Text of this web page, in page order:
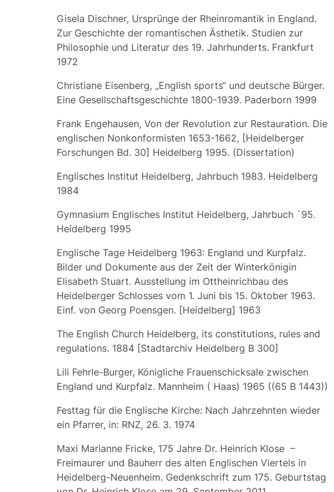
Gisela Dischner, Ursprünge der Rheinromantik in England.
Zur Geschichte der romantischen Ästhetik. Studien zur
Philosophie und Literatur des 19. Jahrhunderts. Frankfurt
1972
Christiane Eisenberg, „English sports“ und deutsche Bürger.
Eine Gesellschaftsgeschichte 1800-1939. Paderborn 1999
Frank Engehausen, Von der Revolution zur Restauration. Die
englischen Nonkonformisten 1653-1662, [Heidelberger
Forschungen Bd. 30] Heidelberg 1995. (Dissertation)
Englisches Institut Heidelberg, Jahrbuch 1983. Heidelberg
1984
Gymnasium Englisches Institut Heidelberg, Jahrbuch `95.
Heidelberg 1995
Englische Tage Heidelberg 1963: England und Kurpfalz.
Bilder und Dokumente aus der Zeit der Winterkönigin
Elisabeth Stuart. Ausstellung im Ottheinrichbau des
Heidelberger Schlosses vom 1. Juni bis 15. Oktober 1963.
Einf. von Georg Poensgen. [Heidelberg] 1963
The English Church Heidelberg, its constitutions, rules and
regulations. 1884 [Stadtarchiv Heidelberg B 300]
Lili Fehrle-Burger, Königliche Frauenschicksale zwischen
England und Kurpfalz. Mannheim ( Haas) 1965 ((65 B 1443))
Festtag für die Englische Kirche: Nach Jahrzehnten wieder
ein Pfarrer, in: RNZ, 26. 3. 1974
Maxi Marianne Fricke, 175 Jahre Dr. Heinrich Klose –
Freimaurer und Bauherr des alten Englischen Viertels in
Heidelberg-Neuenheim. Gedenkschrift zum 175. Geburtstag